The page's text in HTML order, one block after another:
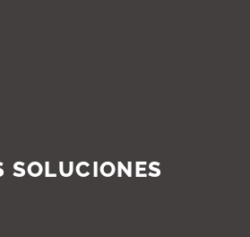
SOLUCIONES